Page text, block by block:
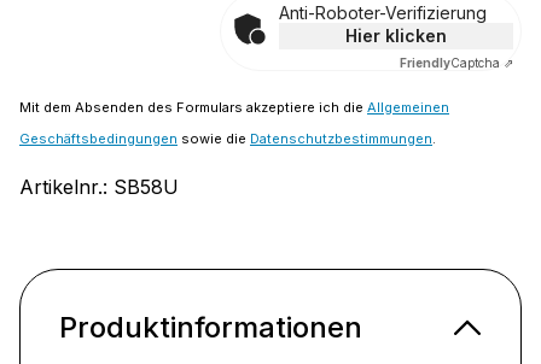
Anti-Roboter-Verifizierung
Hier klicken
FriendlyCaptcha ⇗
Mit dem Absenden des Formulars akzeptiere ich die Allgemeinen
Geschäftsbedingungen sowie die Datenschutzbestimmungen
Artikelnr.: SB58U
Produktinformationen